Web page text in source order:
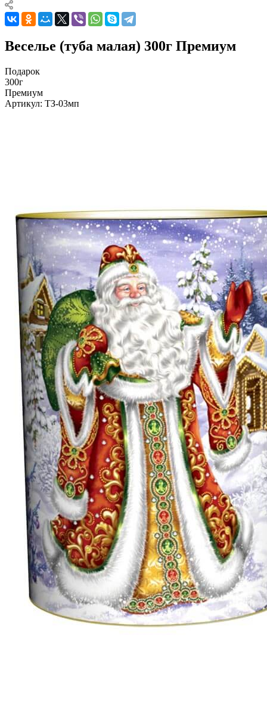
Веселье (туба малая) 300г Премиум
Подарок
300г
Премиум
Артикул: ТЗ-03мп